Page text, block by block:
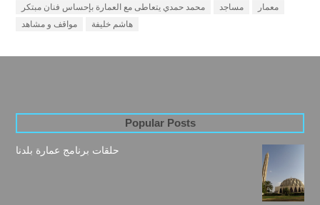
محمد حمدي يتعاطى مع العمارة بإحساس فنان مبتكر
مساجد
معمار
مواقف و مشاهد
هاشم خليفة
Popular Posts
حلقات برنامج عمارة بلدنا